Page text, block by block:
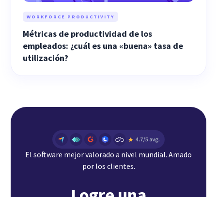
WORKFORCE PRODUCTIVITY
Métricas de productividad de los
empleados: ¿cuál es una «buena» tasa de
utilización?
El software mejor valorado a nivel mundial. Amado
por los clientes.